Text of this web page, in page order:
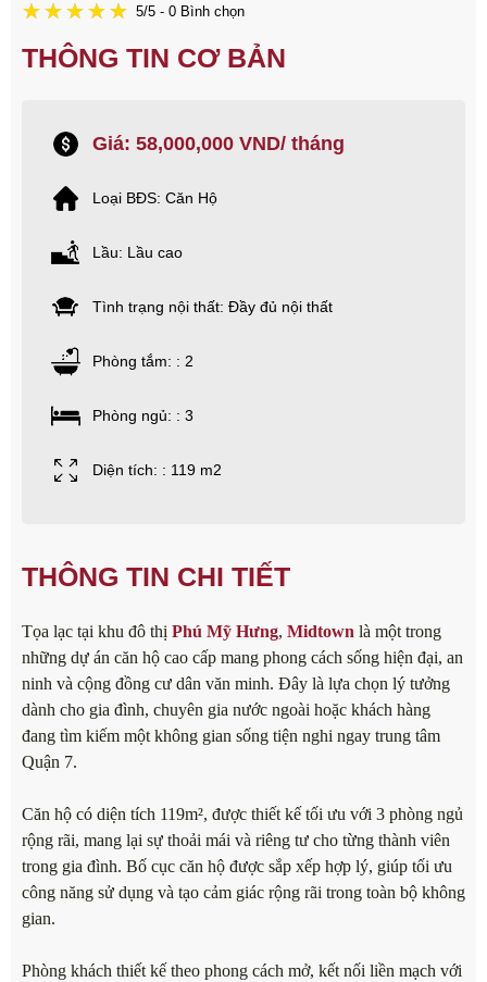
5/5 - 0 Bình chọn
THÔNG TIN CƠ BẢN
Giá: 58,000,000 VND/ tháng
Loại BĐS: Căn Hộ
Lầu: Lầu cao
Tình trạng nội thất: Đầy đủ nội thất
Phòng tắm: : 2
Phòng ngủ: : 3
Diện tích: : 119 m2
THÔNG TIN CHI TIẾT
Tọa lạc tại khu đô thị Phú Mỹ Hưng, Midtown là một trong
những dự án căn hộ cao cấp mang phong cách sống hiện đại, an
ninh và cộng đồng cư dân văn minh. Đây là lựa chọn lý tưởng
dành cho gia đình, chuyên gia nước ngoài hoặc khách hàng
đang tìm kiếm một không gian sống tiện nghi ngay trung tâm
Quận 7.
Căn hộ có diện tích 119m², được thiết kế tối ưu với 3 phòng ngủ
rộng rãi, mang lại sự thoải mái và riêng tư cho từng thành viên
trong gia đình. Bố cục căn hộ được sắp xếp hợp lý, giúp tối ưu
công năng sử dụng và tạo cảm giác rộng rãi trong toàn bộ không
gian.
Phòng khách thiết kế theo phong cách mở, kết nối liền mạch với